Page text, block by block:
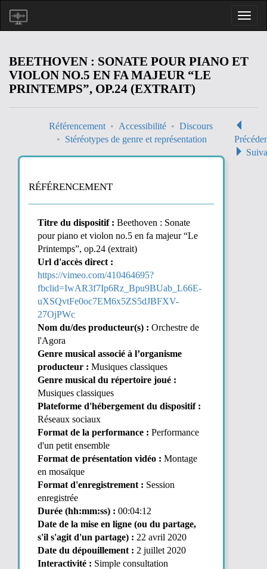
BEETHOVEN : SONATE POUR PIANO ET
VIOLON NO.5 EN FA MAJEUR “LE
PRINTEMPS”, OP.24 (EXTRAIT)
Référencement Accessibilité
Discours
Stéréotypes de genre et représentation
RÉFÉRENCEMENT
Titre du dispositif : Beethoven : Sonate
pour piano et violon no.5 en fa majeur “Le
Printemps”, op.24 (extrait)
Url d'accès direct :
https://vimeo.com/410464695?
fbclid=IwAR3f7Ip6Rz_Bpu9BUab_L66E-
uXSQvtFe0oc7EM6x5ZS5dJBFXV-
27OjPWc
Nom du/des producteur(s) : Orchestre de
l'Agora
Genre musical associé à l’organisme
producteur : Musiques classiques
Genre musical du répertoire joué :
Musiques classiques
Plateforme d'hébergement du dispositif :
Réseaux sociaux
Format de la performance : Performance
d'un petit ensemble
Format de présentation vidéo : Montage
en mosaïque
Format d'enregistrement : Session
enregistrée
Durée (hh:mm:ss) : 00:04:12
Date de la mise en ligne (ou du partage,
s'il s'agit d'un partage) : 22 avril 2020
Date du dépouillement : 2 juillet 2020
Interactivité : Simple consultation